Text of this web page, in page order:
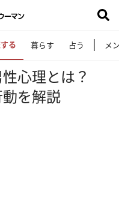
る 暮らす 占う メ
性心理とは？
を解説